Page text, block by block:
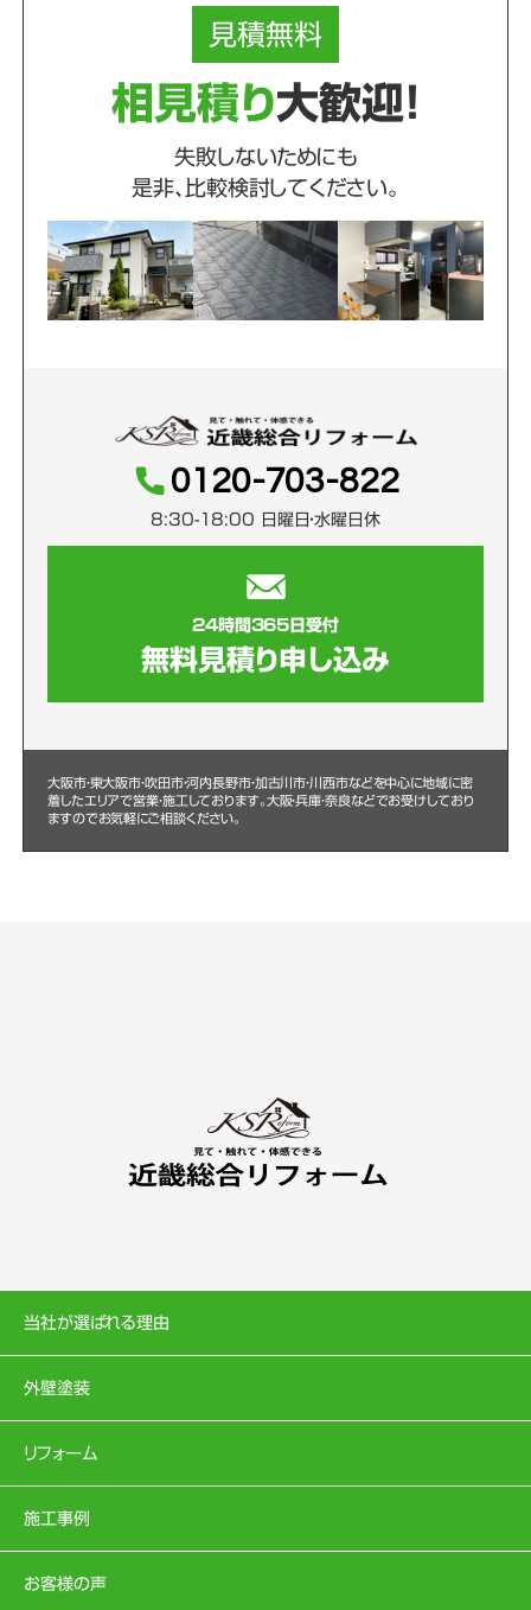
見積無料
相見積り大歓迎！
失敗しないためにも
是非、比較検討してください。
0120-703-822
8:30-18:00 日曜日・水曜日休
24時間365日受付
無料見積り申し込み
大阪市・東大阪市・吹田市・河内長野市・加古川市・川西市などを中心に地域に密
着したエリアで営業・施工しております。大阪・兵庫・奈良などでお受けしており
ますのでお気軽にご相談ください。
当社が選ばれる理由
外壁塗装
リフォーム
施工事例
お客様の声